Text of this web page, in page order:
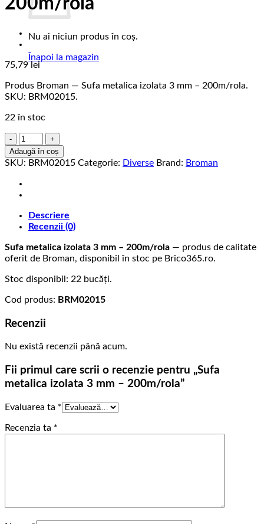
Nu ai niciun produs în coș.
Înapoi la magazin
200m/rola
75,79 lei
Produs Broman — Sufa metalica izolata 3 mm – 200m/rola.
SKU: BRM02015.
22 în stoc
Cantitate
Sufa
metalica
3
mm
200m/rola
Adaugă în coș
SKU: BRM02015 Categorie: Diverse Brand: Broman
Descriere
Recenzii (0)
Sufa metalica izolata 3 mm – 200m/rola — produs de calitate
oferit de Broman, disponibil în stoc pe Brico365.ro.
Stoc disponibil: 22 bucăți.
Cod produs: BRM02015
Recenzii
Nu există recenzii până acum.
Fii primul care scrii o recenzie pentru „Sufa
metalica izolata 3 mm – 200m/rola”
Evaluarea ta *
Recenzia ta *